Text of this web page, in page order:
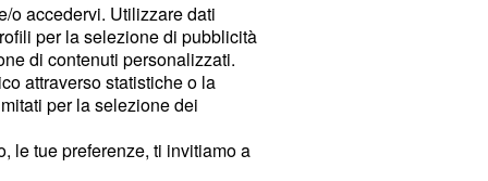
o accedervi. Utilizzare dati
per la selezione di pubblicità
di contenuti personalizzati.
attraverso statistiche o la
per la selezione dei
le tue preferenze, ti invitiamo a